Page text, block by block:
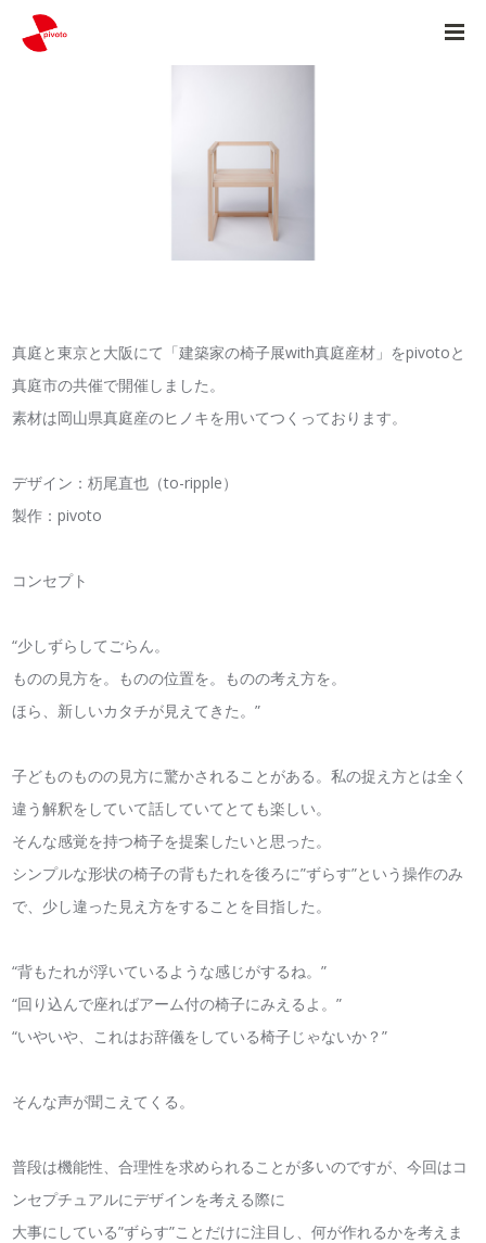
真庭と東京と大阪にて「建築家の椅子展with真庭産材」をpivotoと
真庭市の共催で開催しました。
素材は岡山県真庭産のヒノキを用いてつくっております。
デザイン：杤尾直也（to-ripple）
製作：pivoto
コンセプト
“少しずらしてごらん。
ものの見方を。ものの位置を。ものの考え方を。
ほら、新しいカタチが見えてきた。”
子どものものの見方に驚かされることがある。私の捉え方とは全く
違う解釈をしていて話していてとても楽しい。
そんな感覚を持つ椅子を提案したいと思った。
シンプルな形状の椅子の背もたれを後ろに”ずらす”という操作のみ
で、少し違った見え方をすることを目指した。
“背もたれが浮いているような感じがするね。”
“回り込んで座ればアーム付の椅子にみえるよ。”
“いやいや、これはお辞儀をしている椅子じゃないか？”
そんな声が聞こえてくる。
普段は機能性、合理性を求められることが多いのですが、今回はコ
ンセプチュアルにデザインを考える際に
大事にしている”ずらす”ことだけに注目し、何が作れるかを考えま